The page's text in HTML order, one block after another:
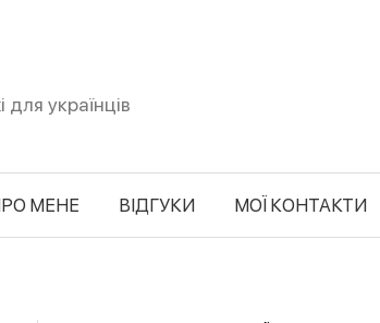
українців
МЕНЕ ВІДГУКИ МОЇ КОНТАКТИ